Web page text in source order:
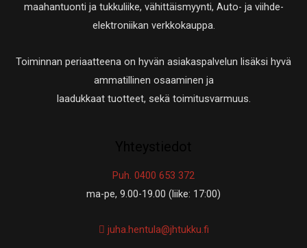
maahantuonti ja tukkuliike, vähittäismyynti, Auto- ja viihde-
elektroniikan verkkokauppa.
Toiminnan periaatteena on hyvän asiakaspalvelun lisäksi hyvä
ammatillinen osaaminen ja
laadukkaat tuotteet, sekä toimitusvarmuus.
Puh. 0400 653 372
ma-pe, 9.00-19.00 (liike: 17:00)
juha.hentula@jhtukku.fi